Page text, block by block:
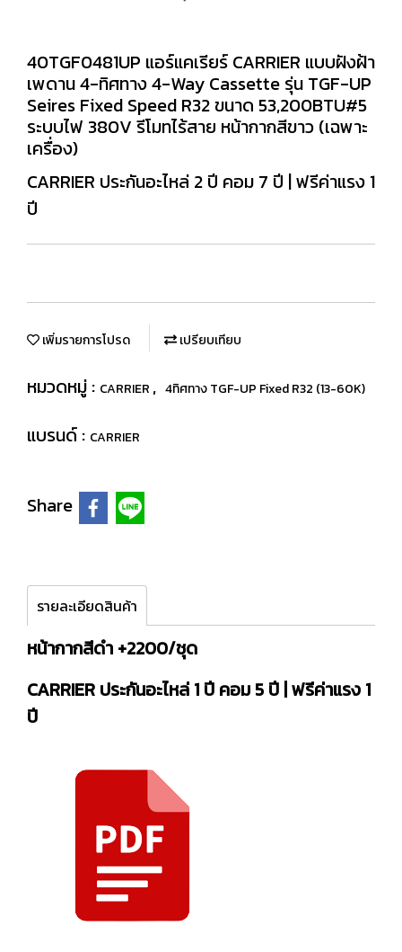
40TGF0481UP แอร์แคเรียร์ CARRIER แบบฝังฝ้า
เพดาน 4-ทิศทาง 4-Way Cassette รุ่น TGF-UP
Seires Fixed Speed R32 ขนาด 53,200BTU#5
ระบบไฟ 380V รีโมทไร้สาย หน้ากากสีขาว (เฉพาะ
เครื่อง)
CARRIER ประกันอะไหล่ 2 ปี คอม 7 ปี | ฟรีค่าแรง 1
ปี
เพิ่มรายการโปรด เปรียบเทียบ
หมวดหมู่ : CARRIER , 4ทิศทาง TGF-UP Fixed R32 (13-60K)
แบรนด์ : CARRIER
Share
รายละเอียดสินค้า
หน้ากากสีดำ +2200/ชุด
CARRIER ประกันอะไหล่ 1 ปี คอม 5 ปี | ฟรีค่าแรง 1
ปี